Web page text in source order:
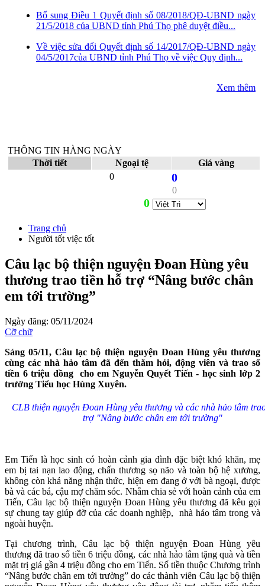
Bổ sung Điều 1 Quyết định số 08/2018/QĐ-UBND ngày
21/5/2018 của UBND tỉnh Phú Thọ phê duyệt điều...
Về việc sửa đổi Quyết định số 14/2017/QĐ-UBND ngày
04/5/2017của UBND tỉnh Phú Thọ về việc Quy định...
Xem thêm
THÔNG TIN HÀNG NGÀY
Thời tiết
Ngoại tệ
Giá vàng
0
0
0
0
Trang chủ
Người tốt việc tốt
Câu lạc bộ thiện nguyện Đoan Hùng yêu
thương trao tiền hỗ trợ “Nâng bước chân
em tới trường”
Ngày đăng: 05/11/2024
Cỡ chữ
Sáng 05/11, Câu lạc bộ thiện nguyện Đoan Hùng yêu thương
cùng các nhà hảo tâm đã đến thăm hỏi, động viên và trao số
tiền 6 triệu đồng cho em Nguyễn Quyết Tiến - học sinh lớp 2
trường Tiểu học Hùng Xuyên.
CLB thiện nguyện Đoan Hùng yêu thương và các nhà hảo tâm
trợ "Nâng bước chân em tới trường"
Em Tiến là học sinh có hoàn cảnh gia đình đặc biệt khó khăn, mẹ
em bị tai nạn lao động, chấn thương sọ não và toàn bộ hệ xương,
không còn khả năng nhận thức, hiện em đang ở với bà ngoại, được
bà và các bá, cậu mợ chăm sóc. Nhằm chia sẻ với hoàn cảnh của em
Tiến, Câu lạc bộ thiện nguyện Đoan Hùng yêu thương đã kêu gọi
sự chung tay giúp đỡ của các doanh nghiệp, nhà hảo tâm trong và
ngoài huyện.
Tại chương trình, Câu lạc bộ thiện nguyện Đoan Hùng yêu
thương đã trao số tiền 6 triệu đồng, các nhà hảo tâm tặng quà và tiền
mặt trị giá gần 4 triệu đồng cho em Tiến. Số tiền thuộc Chương trình
“Nâng bước chân em tới trường” do các thành viên Câu lạc bộ thiện